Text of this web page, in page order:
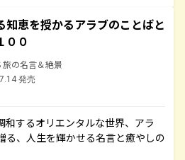
知恵を授かるアラブのことばと
００
旅の名言＆絶景
発売
和するオリエンタルな世界、アラ
る、人生を輝かせる名言と癒やしの